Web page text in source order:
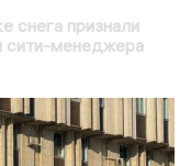
снега признали
сити-менеджера